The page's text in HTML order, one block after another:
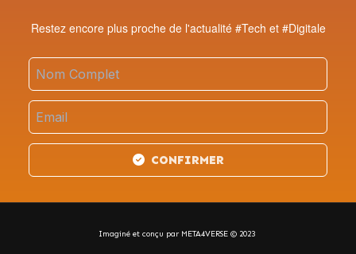
Restez encore plus proche de l'actualité #Tech et #Digitale
CONFIRMER
Imaginé et conçu par META4VERSE © 2023